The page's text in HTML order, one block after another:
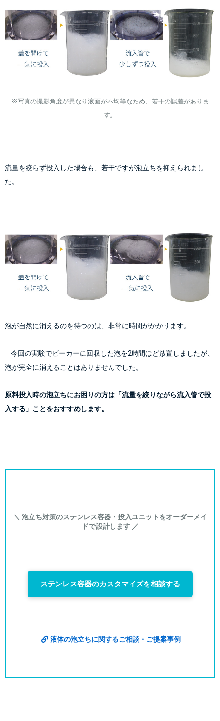
※写真の撮影角度が異なり液面が不均等なため、若干の誤差がありま
流量を絞らず投入した場合も、若干ですが泡立ちを抑えられまし
た。
泡が自然に消えるのを待つのは、非常に時間がかかります。
泡が完全に消えることはありませんでした。
原料投入時の泡立ちにお困りの方は「流量を絞りながら流入管で投
入する」ことをおすすめします。
＼ 泡立ち対策のステンレス容器・投入ユニットをオーダーメイ
ドで設計します ／
ステンレス容器のカスタマイズを相談する
液体の泡立ちに関するご相談・ご提案事例